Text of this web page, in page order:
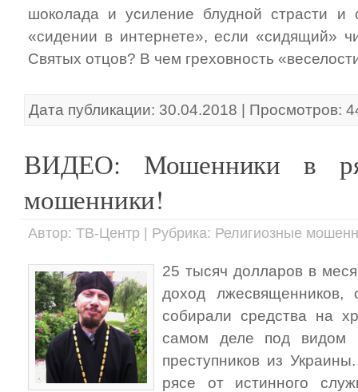
шоколада и усиление блудной страсти и
«сидении в интернете», если «сидящий»
Святых отцов? В чем греховность
Дата публикации: 30.04.2018 | Просмотров:
ВИДЕО: Мошенники в
мошенники!
Автор: ТВ-Центр | Рубрика: Религиозные
25 тысяч долларов в
доход
собирали средства на
самом деле под видом
преступников из
рясе от истинного